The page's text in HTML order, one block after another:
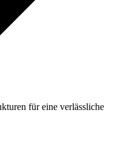
für eine verlässliche